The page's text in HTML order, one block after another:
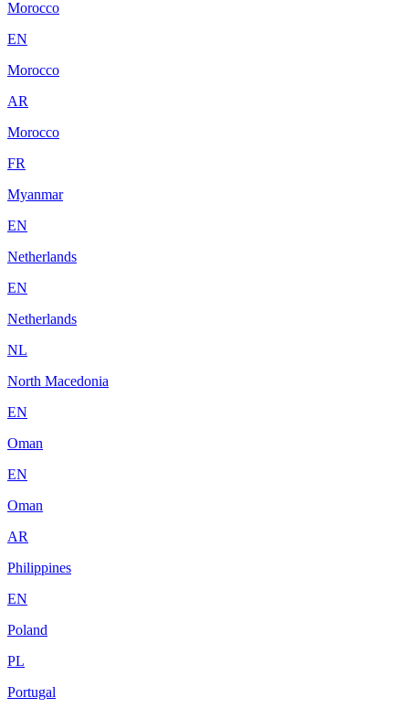
Morocco
EN
Morocco
AR
Morocco
FR
Myanmar
EN
Netherlands
EN
Netherlands
NL
North Macedonia
EN
Oman
EN
Oman
AR
Philippines
EN
Poland
PL
Portugal